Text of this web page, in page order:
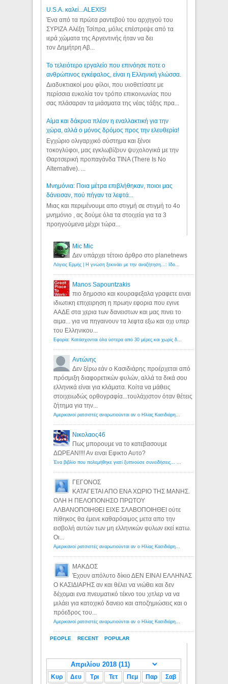
U.S.A. καλεί...ALEXIS!
Ένα από τα πρώτα ραντεβού του αρχηγού του
ΣΥΡΙΖΑ Αλέξη Τσίπρα, μόλις επέστρεψε από τα
ιερά χώματα της Αργεντινής ήταν να δει
τον Δημήτρη Αβ...
Το τελειότερο εργαλείο που επινόησε ποτε ο
ανθρώπινος εγκέφαλος, είναι η Ελληνική γλώσσα.
Διαδυκτιακοί μου φίλοι, που υιοθετίσατε με
περίσσια ευκολία τον τρόπο επικοινωνίας που
σας πλάσαραν τα μιάσματα της νέας τάξης πρα...
Αίμα και δάκρυα πλέον η εναλλακτική για την
χώρα, αλλά ο μόνος δρόμος προς την ελευθερία!
Εγχώριο ολιγαρχικό σύστημα και ξένοι
τοκογλύφοι, μας εγκλωβίζουν ψυχολογικά με την
Θαρτσερική προπαγάνδα TINA (There Is No
Alternative). ...
Μνημόνια: Ποια μέτρα επιβλήθηκαν, ποιοι μας
δάνεισαν, πού πήγαν τα λεφτά...
Μιας και περιμένουμε απο στιγμή σε στιγμή το 4ο
μνημόνιο , ας δούμε όλα τα στοιχεία για τα 3
προηγούμενα μέχρι τώρα...
PEOPLE RECENT POPULAR
Mic Mic
Δεν υπάρχει τέτοιο άρθρο στο planetnews
Λόγιος Ερμής | Η γνώση ξεκινάει με την αναζήτηση...: Ιδού οι 18 που χρωστούν 11 δις ευρώ!
Manos Sapountzakis
πιο δημοσιο και κουραφεξαλα γραφετε ειναι
ιδιωτικη επιχειρηση η πρωην εφορια που εγινε
ΑΑΔΕ στα χερια των δανειστων και μας πινει το
αιμα... για να πηγαινουν τα λεφτα εξω και οχι υπερ
του Ελληνικου...
Εφορία: Κατάσχονται όλα ύστερα από 30 μέρες και χωρίς δικαστικές αποφάσεις - Λόγιος Ερμής
Αντώνης
Δεν ξέρω εάν ο Κασιδιάρης προέρχεται από
πρόσμιξη διαφορετικών φυλών, αλλά τα δικά σου
ελληνικά είναι για κλάματα. Κοίτα να μάθεις
στοιχειωδώς ορθογραφία...τουλάχιστον όταν θέτεις
ζήτημα για την...
Αμερικανοί ρατσιστές αναρωτιούνται αν ο Ηλίας Κασιδιάρης ανήκει στη λευκή φυλή... - Λόγιος Ερμής
Νικολαος46
Πως μπορουμε να το κατεβασουμε
ΔΩΡΕΑΝ!!!! Αν ειναι Εφικτο Αυτο?
Ένα βιβλίο που πολεμήθηκε γιατί ξυπνούσε συνειδήσεις... - Λόγιος Ερμής | Η γνώση ξεκινάει με την αναζήτηση...
ΓΕΓΟΝΟΣ
ΚΑΤΑΓΕΤΑΙ ΑΠΟ ΕΝΑ ΧΩΡΙΟ ΤΗΣ ΜΑΝΗΣ.
ΟΛΗ Η ΠΕΛΟΠΟΝΗΣΟ ΠΡΩΤΟΥ
ΑΛΒΑΝΟΠΟΙΗΘΕΙ ΕΙΧΕ ΣΛΑΒΟΠΟΙΗΘΕΙ ούτε
πίθηκος θα έμενε καθαρόαιμος μετα απο την
εισβολή αυτών των μη ελληνικών φυλων εκεί κατω.
Οι...
Αμερικανοί ρατσιστές αναρωτιούνται αν ο Ηλίας Κασιδιάρης ανήκει στη λευκή φυλή... - Λόγιος Ερμής
ΜΑΚΔΟΣ
Έχουν απόλυτο δίκιο ΔΕΝ ΕΙΝΑΙ ΕΛΛΗΝΑΣ
Ο ΚΑΣΙΔΙΑΡΗΣ αν και θέλει να νιώθει και δεν
δέχομαι ενα πνευματικό τέκνο του χιτλερ να να
μιλάει για κατοχικό δανειο και αποζημιώσεις και ο
πρόεδρος του...
Αμερικανοί ρατσιστές αναρωτιούνται αν ο Ηλίας Κασιδιάρης ανήκει στη λευκή φυλή... - Λόγιος Ερμής
Κυρ Δευ Τρι Τετ Πεμ Παρ Σαβ